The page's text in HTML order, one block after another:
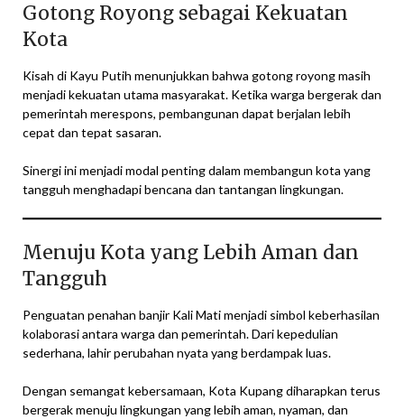
Gotong Royong sebagai Kekuatan
Kota
Kisah di Kayu Putih menunjukkan bahwa gotong royong masih
menjadi kekuatan utama masyarakat. Ketika warga bergerak dan
pemerintah merespons, pembangunan dapat berjalan lebih
cepat dan tepat sasaran.
Sinergi ini menjadi modal penting dalam membangun kota yang
tangguh menghadapi bencana dan tantangan lingkungan.
Menuju Kota yang Lebih Aman dan
Tangguh
Penguatan penahan banjir Kali Mati menjadi simbol keberhasilan
kolaborasi antara warga dan pemerintah. Dari kepedulian
sederhana, lahir perubahan nyata yang berdampak luas.
Dengan semangat kebersamaan, Kota Kupang diharapkan terus
bergerak menuju lingkungan yang lebih aman, nyaman, dan